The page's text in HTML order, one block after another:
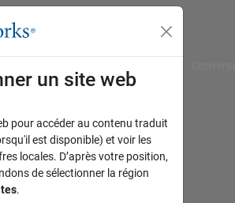
un site web
pour accéder au contenu traduit
est disponible) et voir les
locales. D’après votre position,
de sélectionner la région
.